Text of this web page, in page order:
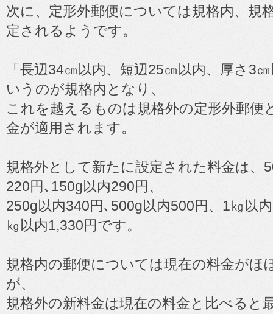
次に、定形外郵便については規格内、規
定されるようです。
「長辺34㎝以内、短辺25㎝以内、厚さ3
いうのが規格内となり、
これを越えるものは規格外の定形外郵便
金が適用されます。
規格外として新たに設定された料金は、
220円､150g以内290円、
250g以内340円､500g以内500円、1㎏以
㎏以内1,330円です。
規格内の郵便については現在の料金がほ
が、
規格外の新料金は現在の料金と比べると